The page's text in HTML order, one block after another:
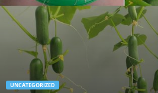
UNCATEGORIZED